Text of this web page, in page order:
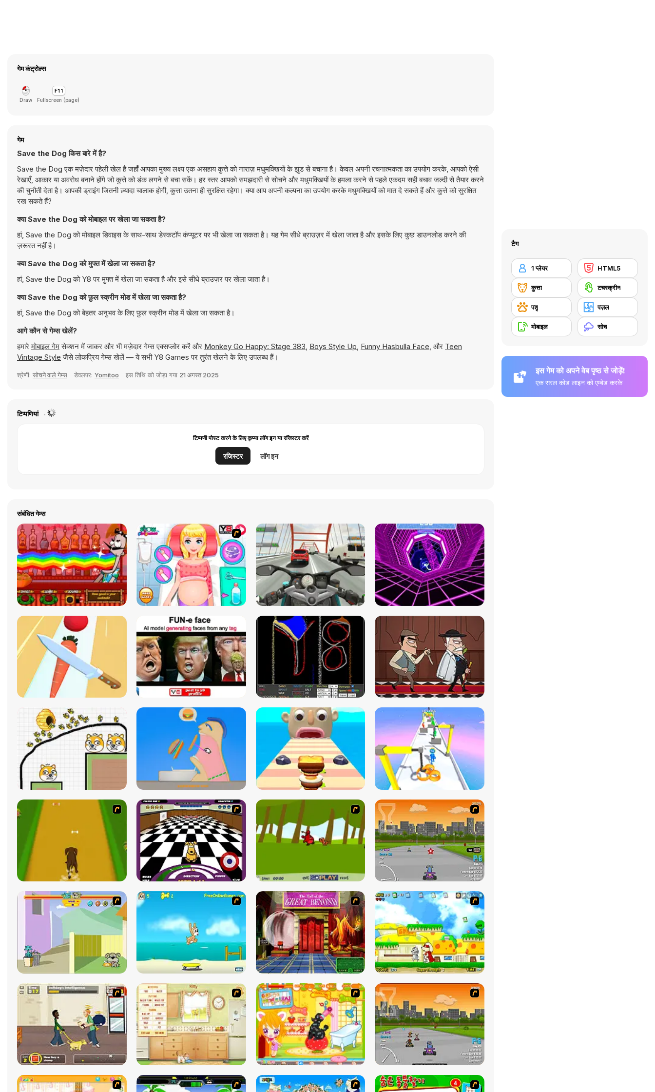
गेम कंट्रोल्स
Draw Fullscreen (page)
गेम
Save the Dog किस बारे में है?
Save the Dog एक मज़ेदार पहेली खेल है जहाँ आपका मुख्य लक्ष्य एक असहाय कुत्ते को नाराज़ मधुमक्खियों के झुंड से बचाना है। केवल अपनी रचनात्मकता का उपयोग करके, आपको ऐसी
रेखाएँ, आकार या अवरोध बनाने होंगे जो कुत्ते को डंक लगने से बचा सकें। हर स्तर आपको समझदारी से सोचने और मधुमक्खियों के हमला करने से पहले एकदम सही बचाव जल्दी से तैयार करने
की चुनौती देता है। आपकी ड्राइंग जितनी ज़्यादा चालाक होगी, कुत्ता उतना ही सुरक्षित रहेगा। क्या आप अपनी कल्पना का उपयोग करके मधुमक्खियों को मात दे सकते हैं और कुत्ते को सुरक्षित
रख सकते हैं?
क्या Save the Dog को मोबाइल पर खेला जा सकता है?
हां, Save the Dog को मोबाइल डिवाइस के साथ-साथ डेस्कटॉप कंप्यूटर पर भी खेला जा सकता है। यह गेम सीधे ब्राउज़र में खेला जाता है और इसके लिए कुछ डाउनलोड करने की
ज़रूरत नहीं है।
क्या Save the Dog को मुफ्त में खेला जा सकता है?
हां, Save the Dog को Y8 पर मुफ्त में खेला जा सकता है और इसे सीधे ब्राउज़र पर खेला जाता है।
क्या Save the Dog को फ़ुल स्क्रीन मोड में खेला जा सकता है?
हां, Save the Dog को बेहतर अनुभव के लिए फ़ुल स्क्रीन मोड में खेला जा सकता है।
आगे कौन से गेम्स खेलें?
हमारेमोबाइल गेमसेक्शन में जाकर और भी मज़ेदार गेम्स एक्सप्लोर करें और Monkey Go Happy: Stage 383, Boys Style Up, Funny Hasbulla Face, और Teen
Vintage Style जैसे लोकप्रिय गेम्स खेलें — ये सभी Y8 Games पर तुरंत खेलने के लिए उपलब्ध हैं।
श्रेणी: सोचने वाले गेम्स डेवलपर: Yomitoo इस तिथि को जोड़ा गया 21 अगस्त 2025
टिप्पणियां
टिप्पणी पोस्ट करने के लिए कृप्या लॉग इन या रजिस्टर करें
रजिस्टर लॉग इन
संबंधित गेम्स
टैग
1 प्लेयर HTML5
कुत्ता टचस्क्रीन
पशु पज़ल
मोबाइल सोच
इस गेम को अपने वेब पृष्ठ से जोड़ें!
एक सरल कोड लाइन को एम्बेड करके